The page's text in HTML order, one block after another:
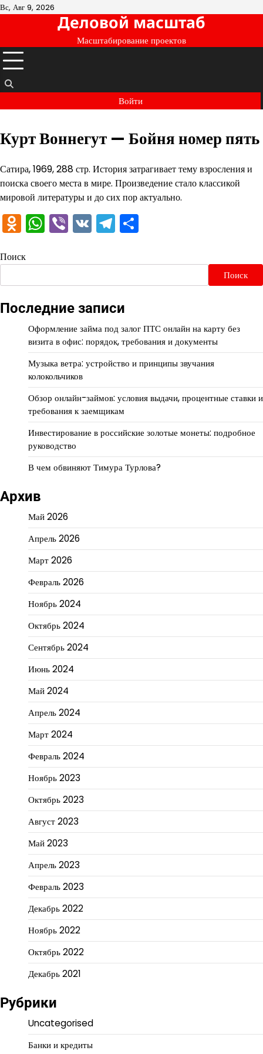
Перейти
Вс, Авг 9, 2026
Деловой масштаб
Масштабирование проектов
Войти
Курт Воннегут — Бойня номер пять
Сатира, 1969, 288 стр. История затрагивает тему взросления и
поиска своего места в мире. Произведение стало классикой
мировой литературы и до сих пор актуально.
Odnoklassniki
WhatsApp
Viber
VKTelegram
Поиск
Поиск
Последние записи
Оформление займа под залог ПТС онлайн на карту без
визита в офис: порядок, требования и документы
Музыка ветра: устройство и принципы звучания
колокольчиков
Обзор онлайн-займов: условия выдачи, процентные ставки и
требования к заемщикам
Инвестирование в российские золотые монеты: подробное
руководство
В чем обвиняют Тимура Турлова?
Архив
Май 2026
Апрель 2026
Март 2026
Февраль 2026
Ноябрь 2024
Октябрь 2024
Сентябрь 2024
Июнь 2024
Май 2024
Апрель 2024
Март 2024
Февраль 2024
Ноябрь 2023
Октябрь 2023
Август 2023
Май 2023
Апрель 2023
Февраль 2023
Декабрь 2022
Ноябрь 2022
Октябрь 2022
Декабрь 2021
Рубрики
Uncategorised
Банки и кредиты